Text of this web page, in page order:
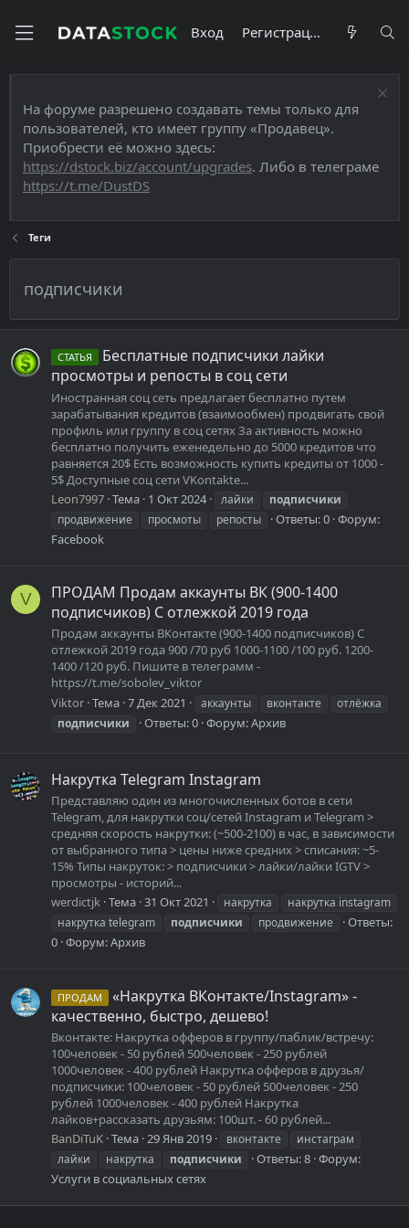
Вход Регистрация
На форуме разрешено создавать темы только для
пользователей, кто имеет группу «Продавец».
Приобрести её можно здесь:
https://dstock.biz/account/upgrades. Либо в телеграме
https://t.me/DustDS
Теги
подписчики
СТАТЬЯ
Бесплатные подписчики лайки
просмотры и репосты в соц сети
Иностранная соц сеть предлагает бесплатно путем
зарабатывания кредитов (взаимообмен) продвигать свой
профиль или группу в соц сетях За активность можно
бесплатно получить еженедельно до 5000 кредитов что
равняется 20$ Есть возможность купить кредиты от 1000 -
5$ Доступные соц сети VKontakte...
Leon7997 Тема 1 Окт 2024 лайки
подписчики
продвижение
просмоты репосты Ответы: 0 Форум:
Facebook
V
ПРОДАМ Продам аккаунты ВК (900-1400
подписчиков) С отлежкой 2019 года
Продам аккаунты ВКонтакте (900-1400 подписчиков) С
отлежкой 2019 года 900 /70 руб 1000-1100 /100 руб. 1200-
1400 /120 руб. Пишите в телеграмм -
https://t.me/sobolev_viktor
Viktor Тема 7 Дек 2021 аккаунты вконтакте
отлёжка
подписчики
Ответы: 0 Форум:Архив
Накрутка Telegram Instagram
Представляю один из многочисленных ботов в сети
Telegram, для накрутки соц/сетей Instagram и Telegram >
средняя скорость накрутки: (~500-2100) в час, в зависимости
от выбранного типа > цены ниже средних > списания: ~5-
15% Типы накруток: > подписчики > лайки/лайки IGTV >
просмотры - историй...
werdictjk Тема 31 Окт 2021 накрутка
накрутка instagram
накрутка telegram
подписчики продвижение
Ответы:
0 Форум:Архив
ПРОДАМ
«Накрутка ВКонтакте/Instagram» -
качественно, быстро, дешево!
Вконтакте: Накрутка офферов в группу/паблик/встречу:
100человек - 50 рублей 500человек - 250 рублей
1000человек - 400 рублей Накрутка офферов в друзья/
подписчики: 100человек - 50 рублей 500человек - 250
рублей 1000человек - 400 рублей Накрутка
лайков+рассказать друзьям: 100шт. - 60 рублей...
BanDiTuK Тема 29 Янв 2019 вконтакте
инстаграм
лайки
накрутка подписчики Ответы: 8 Форум:
Услуги в социальных сетях